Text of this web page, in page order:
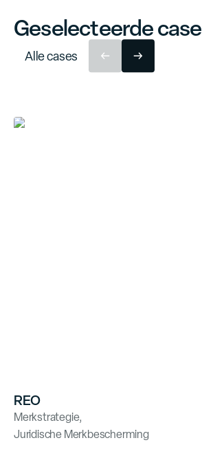
Geselecteerde case
Allecases
REO
Merkstrategie,
Juridische Merkbescherming